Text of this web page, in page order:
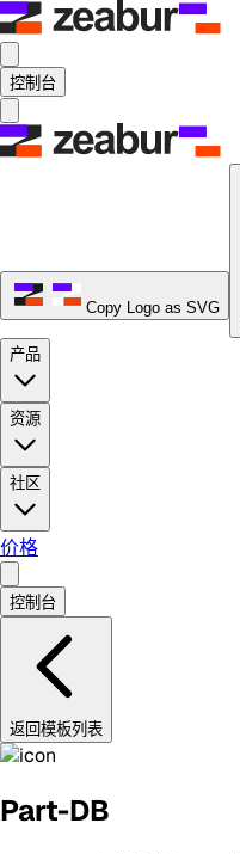
控制台
Copy Logo as SVG
产品
资源
社区
价格
控制台
返回模板列表
Part-DB